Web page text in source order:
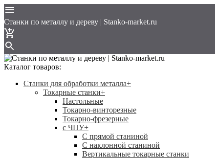
Cтанки по металлу и дереву | Stanko-market.ru
Каталог товаров:
Станки для обработки металла+
Токарные станки+
Настольные
Токарно-винторезные
Токарно-фрезерные
с ЧПУ+
С прямой станиной
C наклонной станиной
Вертикальные токарные станки